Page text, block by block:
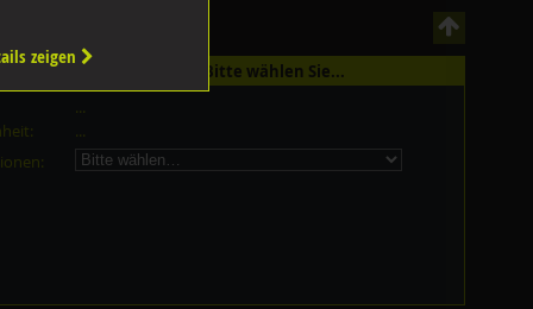
in 7 Grössen erhältlich - Bitte wählen Sie...
...
...
zeigen